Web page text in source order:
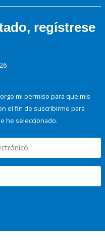
regístrese
mi permiso para que mis
el fin de suscribirme para
he seleccionado.